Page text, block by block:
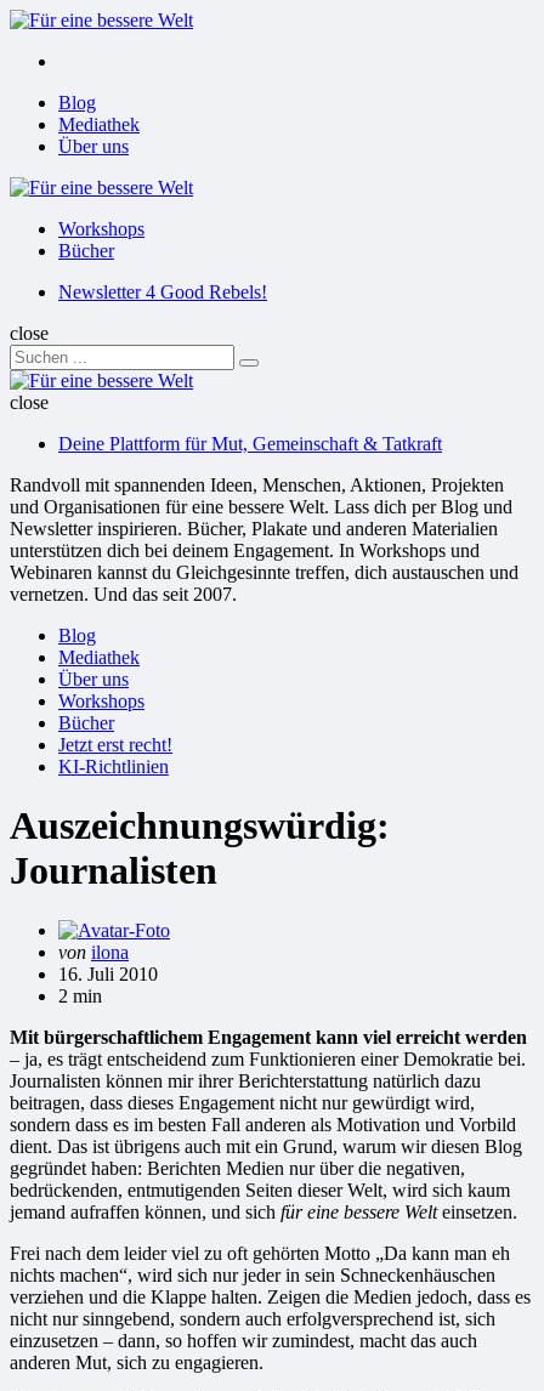
Menu
Menu
Blog
Mediathek
Über uns
Für
Workshops
Bücher
SuchenNewsletter 4 Good Rebels!
close
Search
for:
Suchen
Für
Welt
close
Deine Plattform für Mut, Gemeinschaft & Tatkraft
Randvoll mit spannenden Ideen, Menschen, Aktionen, Projekten
und Organisationen für eine bessere Welt. Lass dich per Blog und
Newsletter inspirieren. Bücher, Plakate und anderen Materialien
unterstützen dich bei deinem Engagement. In Workshops und
Webinaren kannst du Gleichgesinnte treffen, dich austauschen und
vernetzen. Und das seit 2007.
Blog
Mediathek
Über uns
Workshops
Bücher
Jetzt erst recht!
KI-Richtlinien
Auszeichnungswürdig:
Journalisten
Gepostet
von
von ilona
16. Juli 2010
2 min
Mit bürgerschaftlichem Engagement kann viel erreicht werden
– ja, es trägt entscheidend zum Funktionieren einer Demokratie bei.
Journalisten können mir ihrer Berichterstattung natürlich dazu
beitragen, dass dieses Engagement nicht nur gewürdigt wird,
sondern dass es im besten Fall anderen als Motivation und Vorbild
dient. Das ist übrigens auch mit ein Grund, warum wir diesen Blog
gegründet haben: Berichten Medien nur über die negativen,
bedrückenden, entmutigenden Seiten dieser Welt, wird sich kaum
jemand aufraffen können, und sich für eine bessere Welteinsetzen.
Frei nach dem leider viel zu oft gehörten Motto „Da kann man eh
nichts machen“, wird sich nur jeder in sein Schneckenhäuschen
verziehen und die Klappe halten. Zeigen die Medien jedoch, dass es
nicht nur sinngebend, sondern auch erfolgversprechend ist, sich
einzusetzen – dann, so hoffen wir zumindest, macht das auch
anderen Mut, sich zu engagieren.